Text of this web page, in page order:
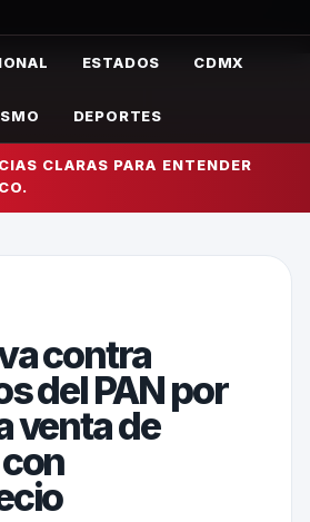
ESTADOS CDMX
DEPORTES
CLARAS PARA ENTENDER
contra
del PAN por
venta de